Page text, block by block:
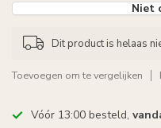
Niet
Dit product is helaas
Toevoegen om te vergelijken
Vóór 13:00 besteld,